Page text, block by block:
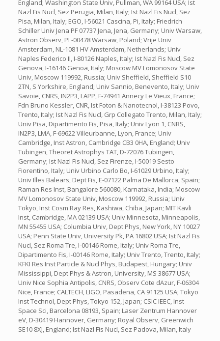
England; Washington State Univ, Pullman, WA 99164 USA; Ist
Nazl Fis Nucl, Sez Perugia, Milan, Italy; Ist Nazl Fis Nucl, Sez
Pisa, Milan, Italy; EGO, I-56021 Cascina, Pi, Italy; Friedrich
Schiller Univ Jena PF 07737 Jena, Jena, Germany; Univ Warsaw,
Astron Observ, PL-00478 Warsaw, Poland; Vrije Univ
Amsterdam, NL-1081 HV Amsterdam, Netherlands; Univ
Naples Federico II, I-80126 Naples, Italy; Ist Nazl Fis Nucl, Sez
Genova, I-16146 Genoa, Italy; Moscow MV Lomonosov State
Univ, Moscow 119992, Russia; Univ Sheffield, Sheffield S10
2TN, S Yorkshire, England; Univ Sannio, Benevento, Italy; Univ
Savoie, CNRS, IN2P3, LAPP, F-74941 Annecy Le Vieux, France;
Fdn Bruno Kessler, CNR, Ist Foton & Nanotecnol, I-38123 Povo,
Trento, Italy; Ist Nazl Fis Nucl, Grp Collegato Trento, Milan, Italy;
Univ Pisa, Dipartimento Fis, Pisa, Italy; Univ Lyon 1, CNRS,
IN2P3, LMA, F-69622 Villeurbanne, Lyon, France; Univ
Cambridge, Inst Astron, Cambridge CB3 0HA, England; Univ
Tubingen, Theoret Astrophys TAT, D-72076 Tubingen,
Germany; Ist Nazl Fis Nucl, Sez Firenze, I-50019 Sesto
Fiorentino, Italy; Univ Urbino Carlo Bo, I-61029 Urbino, Italy;
Univ Illes Balears, Dept Fis, E-07122 Palma De Mallorca, Spain;
Raman Res Inst, Bangalore 560080, Karnataka, India; Moscow
MV Lomonosov State Univ, Moscow 119992, Russia; Univ
Tokyo, Inst Cosm Ray Res, Kashiwa, Chiba, Japan; MIT Kavli
Inst, Cambridge, MA 02139 USA; Univ Minnesota, Minneapolis,
MN 55455 USA; Columbia Univ, Dept Phys, New York, NY 10027
USA; Penn State Univ, University Pk, PA 16802 USA; Ist Nazl Fis
Nucl, Sez Roma Tre, I-00146 Rome, Italy; Univ Roma Tre,
Dipartimento Fis, I-00146 Rome, Italy; Univ Trento, Trento, Italy;
KFKI Res Inst Particle & Nucl Phys, Budapest, Hungary; Univ
Mississippi, Dept Phys & Astron, University, MS 38677 USA;
Univ Nice Sophia Antipolis, CNRS, Observ Cote dAzur, F-06304
Nice, France; CALTECH, LIGO, Pasadena, CA 91125 USA; Tokyo
Inst Technol, Dept Phys, Tokyo 152, Japan; CSIC IEEC, Inst
Space Sci, Barcelona 08193, Spain; Laser Zentrum Hannover
eV, D-30419 Hannover, Germany; Royal Observ, Greenwich
SE10 8XJ, England; Ist Nazl Fis Nucl, Sez Padova, Milan, Italy